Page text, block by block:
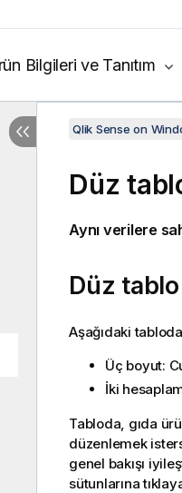
Bilgileri ve Tanıtım
Qlik Sense on
Düz
Aynı verilere
Düz tablo
Aşağıdaki
Üç boyut:
İki
Tabloda, gıda
düzenlemek
genel bakışı
sütunlarına